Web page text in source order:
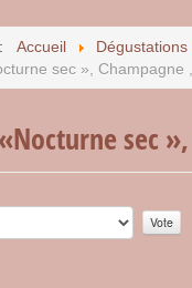
Accueil Dégustations
sec », Champagne
sec